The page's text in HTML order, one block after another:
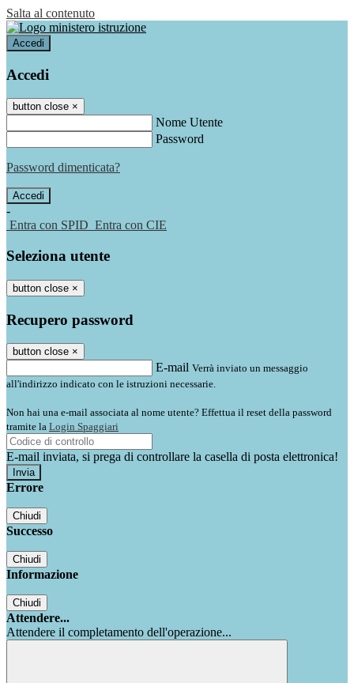
Salta al contenuto
Accedi
Accedi
button close ×
Nome Utente
Password
Password dimenticata?
-
Entra con SPID Entra con CIE
Seleziona utente
button close ×
Recupero password
button close ×
E-mail Verrà inviato un messaggio
all'indirizzo indicato con le istruzioni necessarie.
Non hai una e-mail associata al nome utente? Effettua il reset della password
tramite la Login Spaggiari
E-mail inviata, si prega di controllare la casella di posta elettronica!
Errore
Chiudi
Successo
Chiudi
Informazione
Chiudi
Attendere...
Attendere il completamento dell'operazione...